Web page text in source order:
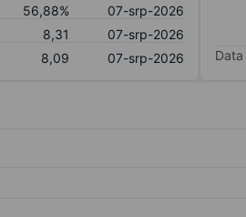
56,88%
07-srp-2026
8,31
07-srp-2026
8,09 07-srp-2026